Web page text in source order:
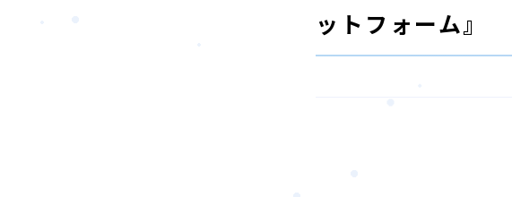
ットフォーム』